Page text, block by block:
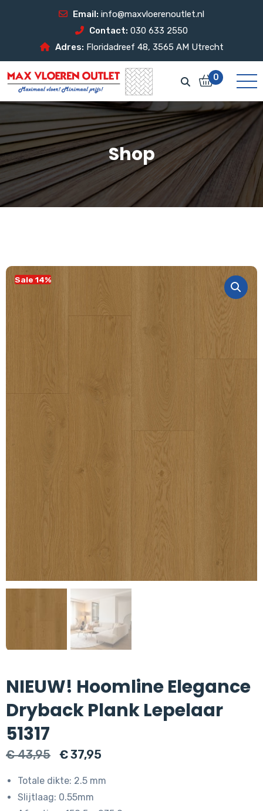
Email: info@maxvloerenoutlet.nl
Contact: 030 633 2550
Adres: Floridadreef 48, 3565 AM Utrecht
0
Shop
Sale 14%
NIEUW! Hoomline Elegance
Dryback Plank Lepelaar
51317
€43,95
Oorspronkelijke
€ 43,95.
€37,95
€ 37,95.
Totale dikte: 2.5 mm
Slijtlaag: 0.55mm